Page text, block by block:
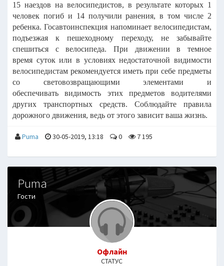
15 наездов на велосипедистов, в результате которых 1
человек погиб и 14 получили ранения, втом числе 2
ребенка.Госавтоинспекция напоминает велосипедистам,
подъезжая к пешеходному переходу, не забывайте
спешиться с велосипеда. При движении в темное
время суток или в условиях недостаточной видимости
велосипедистам рекомендуется иметь при себе предметы
со световозвращающими элементами и
обеспечиватьвидимость этих предметов водителями
других транспортных средств. Соблюдайте правила
дорожного движения, ведь от этого зависит ваша жизнь.
Puma 30-05-2019, 13:18 0 7 195
Puma
Гости
Офлайн
СТАТУС